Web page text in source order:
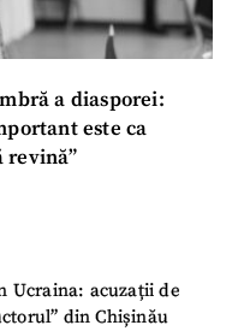
a diasporei:
este ca
revină”
Ucraina: acuzații de
din Chișinău